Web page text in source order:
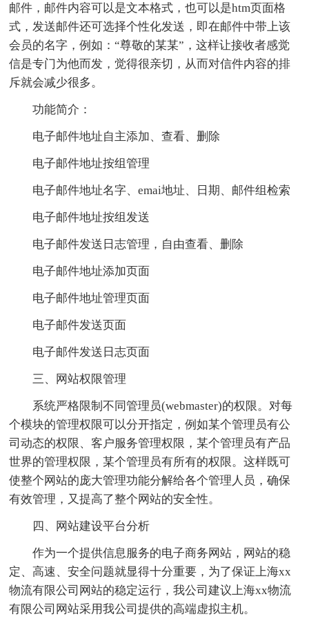
邮件，邮件内容可以是文本格式，也可以是htm页面格
式，发送邮件还可选择个性化发送，即在邮件中带上该
会员的名字，例如：“尊敬的某某”，这样让接收者感觉
信是专门为他而发，觉得很亲切，从而对信件内容的排
斥就会减少很多。
功能简介：
电子邮件地址自主添加、查看、删除
电子邮件地址按组管理
电子邮件地址名字、emai地址、日期、邮件组检索
电子邮件地址按组发送
电子邮件发送日志管理，自由查看、删除
电子邮件地址添加页面
电子邮件地址管理页面
电子邮件发送页面
电子邮件发送日志页面
三、网站权限管理
系统严格限制不同管理员(webmaster)的权限。对每
个模块的管理权限可以分开指定，例如某个管理员有公
司动态的权限、客户服务管理权限，某个管理员有产品
世界的管理权限，某个管理员有所有的权限。这样既可
使整个网站的庞大管理功能分解给各个管理人员，确保
有效管理，又提高了整个网站的安全性。
四、网站建设平台分析
作为一个提供信息服务的电子商务网站，网站的稳
定、高速、安全问题就显得十分重要，为了保证上海xx
物流有限公司网站的稳定运行，我公司建议上海xx物流
有限公司网站采用我公司提供的高端虚拟主机。